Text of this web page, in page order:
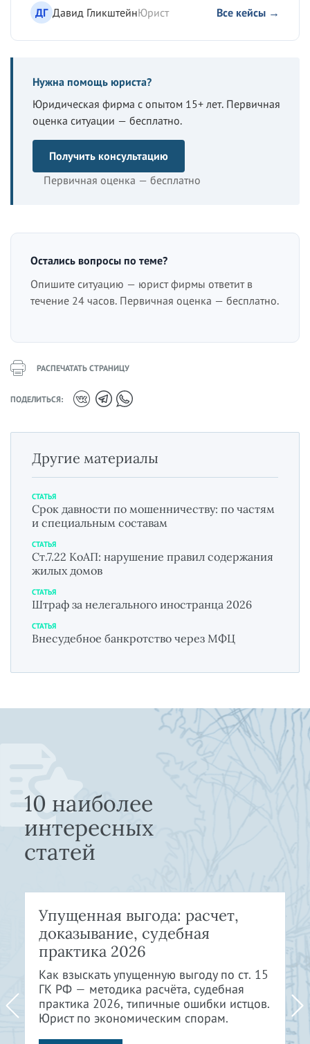
ДГ Давид ГликштейнЮрист Все кейсы →
Нужна помощь юриста?
Юридическая фирма с опытом 15+ лет. Первичная
оценка ситуации — бесплатно.
Получить консультацию
Первичная оценка — бесплатно
Остались вопросы по теме?
Опишите ситуацию — юрист фирмы ответит в
течение 24 часов. Первичная оценка — бесплатно.
РАСПЕЧАТАТЬ СТРАНИЦУ
ПОДЕЛИТЬСЯ:
Другие материалы
СТАТЬЯ
Срок давности по мошенничеству: по частям
и специальным составам
СТАТЬЯ
Ст.7.22 КоАП: нарушение правил содержания
жилых домов
СТАТЬЯ
Штраф за нелегального иностранца 2026
СТАТЬЯ
Внесудебное банкротство через МФЦ
10 наиболее
интересных
статей
Упущенная выгода: расчет,
доказывание, судебная
практика 2026
Как взыскать упущенную выгоду по ст. 15
ГК РФ — методика расчёта, судебная
практика 2026, типичные ошибки истцов.
Юрист по экономическим спорам.